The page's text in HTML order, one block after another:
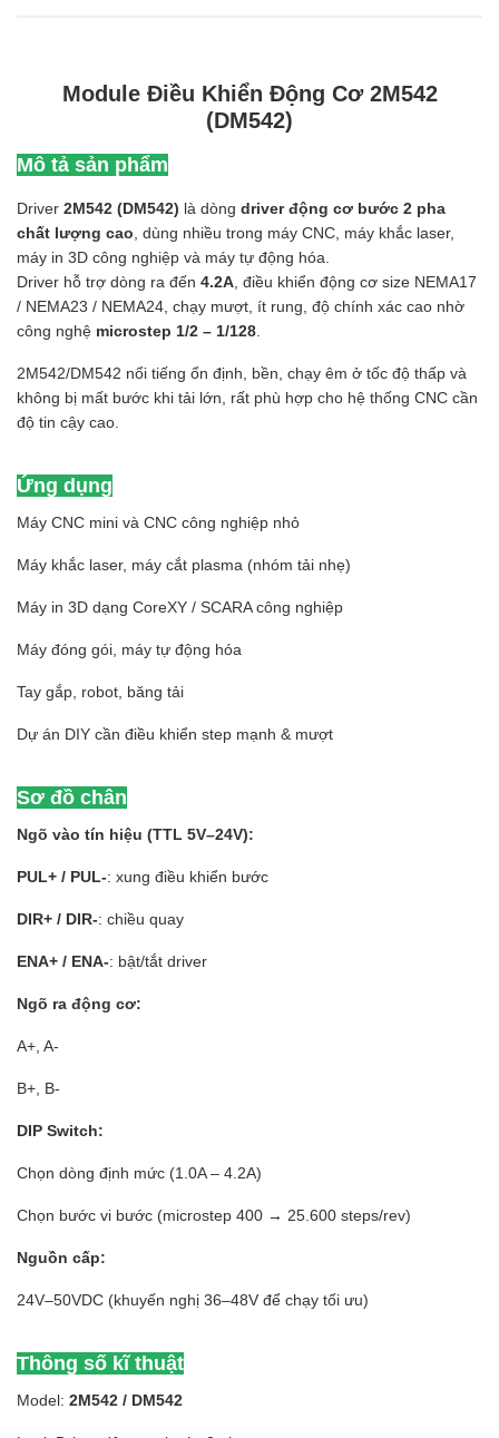
Module Điều Khiển Động Cơ 2M542
(DM542)
Mô tả sản phẩm
Driver 2M542 (DM542) là dòng driver động cơ bước 2 pha
chất lượng cao , dùng nhiều trong máy CNC, máy khắc laser,
máy in 3D công nghiệp và máy tự động hóa.
Driver hỗ trợ dòng ra đến 4.2A , điều khiển động cơ size NEMA17
/ NEMA23 / NEMA24, chạy mượt, ít rung, độ chính xác cao nhờ
công nghệ microstep 1/2 – 1/128
2M542/DM542 nổi tiếng ổn định, bền, chạy êm ở tốc độ thấp và
không bị mất bước khi tải lớn, rất phù hợp cho hệ thống CNC cần
độ tin cậy cao.
Ứng dụng
Máy CNC mini và CNC công nghiệp nhỏ
Máy khắc laser, máy cắt plasma (nhóm tải nhẹ)
Máy in 3D dạng CoreXY / SCARA công nghiệp
Máy đóng gói, máy tự động hóa
Tay gắp, robot, băng tải
Dự án DIY cần điều khiển step mạnh & mượt
Sơ đồ chân
Ngõ vào tín hiệu (TTL 5V–24V):
PUL+ / PUL-: xung điều khiển bước
DIR+ / DIR-: chiều quay
ENA+ / ENA-: bật/tắt driver
Ngõ ra động cơ:
A+, A-
B+, B-
DIP Switch:
Chọn dòng định mức (1.0A – 4.2A)
Chọn bước vi bước (microstep 400 → 25.600 steps/rev)
Nguồn cấp:
24V–50VDC (khuyến nghị 36–48V để chạy tối ưu)
Thông số kĩ thuật
Model: 2M542 / DM542